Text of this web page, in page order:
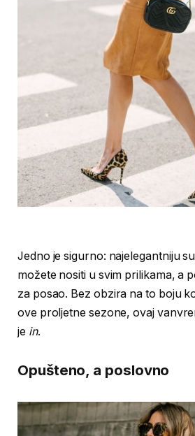
Jedno je sigurno: najelegantniju
možete nositi u svim prilikama, a
za posao. Bez obzira na to boju
ove proljetne sezone, ovaj
je in.
Opušteno, a poslovno